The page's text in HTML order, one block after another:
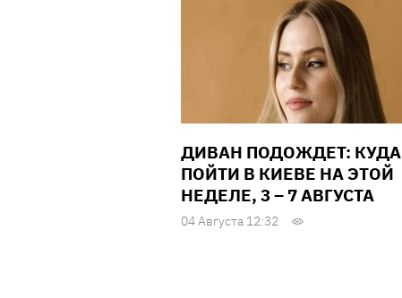
ДИВАН ПОДОЖДЕТ: КУДА
ПОЙТИ В КИЕВЕ НА ЭТОЙ
НЕДЕЛЕ, 3 – 7 АВГУСТА
04 Августа 12:32